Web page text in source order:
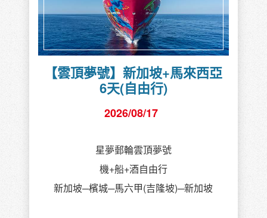
【雲頂夢號】新加坡+馬來西亞
6天(自由行)
2026/08/17
星夢郵輪雲頂夢號
機+船+酒自由行
新加坡─檳城─馬六甲(吉隆坡)─新加坡